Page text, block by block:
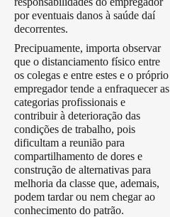
por eventuais danos à saúde daí
decorrentes.
Precipuamente, importa observar
que o distanciamento físico entre
os colegas e entre estes e o próprio
empregador tende a enfraquecer as
categorias profissionais e
contribuir à deterioração das
condições de trabalho, pois
dificultam a reunião para
compartilhamento de dores e
construção de alternativas para
melhoria da classe que, ademais,
podem tardar ou nem chegar ao
conhecimento do patrão.